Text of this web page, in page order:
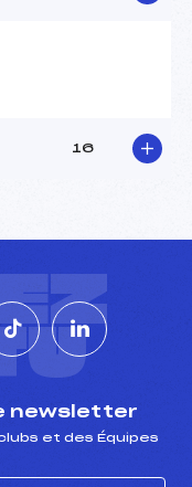
16
newsletter
et des Équipes